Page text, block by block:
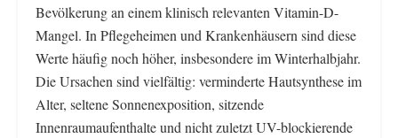
Bevölkerung an einem klinisch relevanten Vitamin-D-
Mangel. In Pflegeheimen und Krankenhäusern sind diese
Werte häufig noch höher, insbesondere im Winterhalbjahr.
Die Ursachen sind vielfältig: verminderte Hautsynthese im
Alter, seltene Sonnenexposition, sitzende
Innenraumaufenthalte und nicht zuletzt UV-blockierende